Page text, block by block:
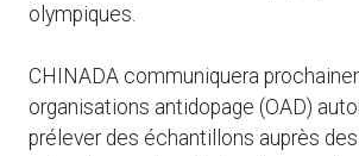
olympiques.
CHINADA communiquera
organisations antidopage (OAD)
prélever des échantillons auprès